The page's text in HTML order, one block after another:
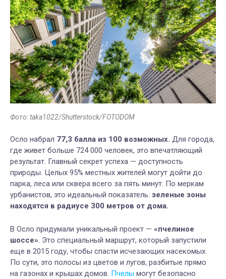
Фото: taka1022/Shutterstock/FOTODOM
Осло набрал 77,3 балла из 100 возможных. Для города,
где живет больше 724 000 человек, это впечатляющий
результат. Главный секрет успеха — доступность
природы. Целых 95% местных жителей могут дойти до
парка, леса или сквера всего за пять минут. По меркам
урбанистов, это идеальный показатель: зеленые зоны
находятся в радиусе 300 метров от дома.
В Осло придумали уникальный проект — «пчелиное
шоссе». Это специальный маршрут, который запустили
еще в 2015 году, чтобы спасти исчезающих насекомых.
По сути, это полосы из цветов и лугов, разбитые прямо
на газонах и крышах домов. Пчелы могут безопасно